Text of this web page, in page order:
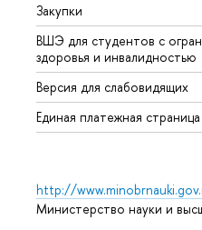
Закупки
ВШЭ для студентов с
здоровья и инвалидностью
Версия для слабовидящих
Единая платежная страница
http://
Министерство науки и